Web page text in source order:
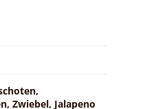
Zwiebel, Jalapeno